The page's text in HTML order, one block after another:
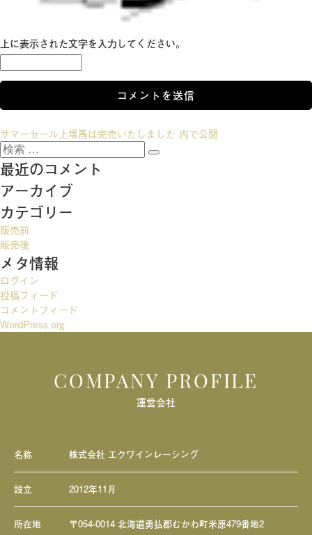
上に表示された文字を入力してください。
投
稿
ナ
ビ
ゲ
ー
シ
ョ
ン
サマーセール上場馬は完売いたしました 内で公開
検
索:
検
最近のコメント
アーカイブ
カテゴリー
販売前
販売後
メタ情報
ログイン
投稿フィード
コメントフィード
WordPress.org
COMPANY PROFILE
運営会社
名称 株式会社 エクワインレーシング
設立 2012年11月
所在地 〒054-0014 北海道勇払郡むかわ町米原479番地2